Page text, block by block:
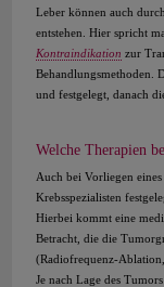
Leber können auch
entstehen. Hier spricht
Kontraindikation zur
Behandlungsmethoden.
und festgelegt, danach
Welche Therapien
Auch bei Vorliegen
Krebsspezialisten
Hierbei kommt eine
Betracht, die die
(Radiofrequenz-
Je nach Lage des